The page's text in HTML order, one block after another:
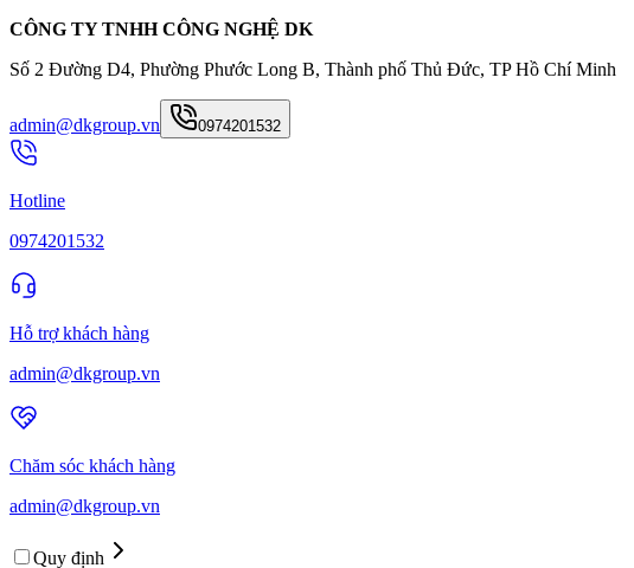
CÔNG TY TNHH CÔNG NGHỆ DK
Số 2 Đường D4, Phường Phước Long B, Thành phố Thủ Đức, TP Hồ Chí Minh
admin@dkgroup.vn 0974201532
Hotline
0974201532
Hỗ trợ khách hàng
admin@dkgroup.vn
Chăm sóc khách hàng
admin@dkgroup.vn
Quy định